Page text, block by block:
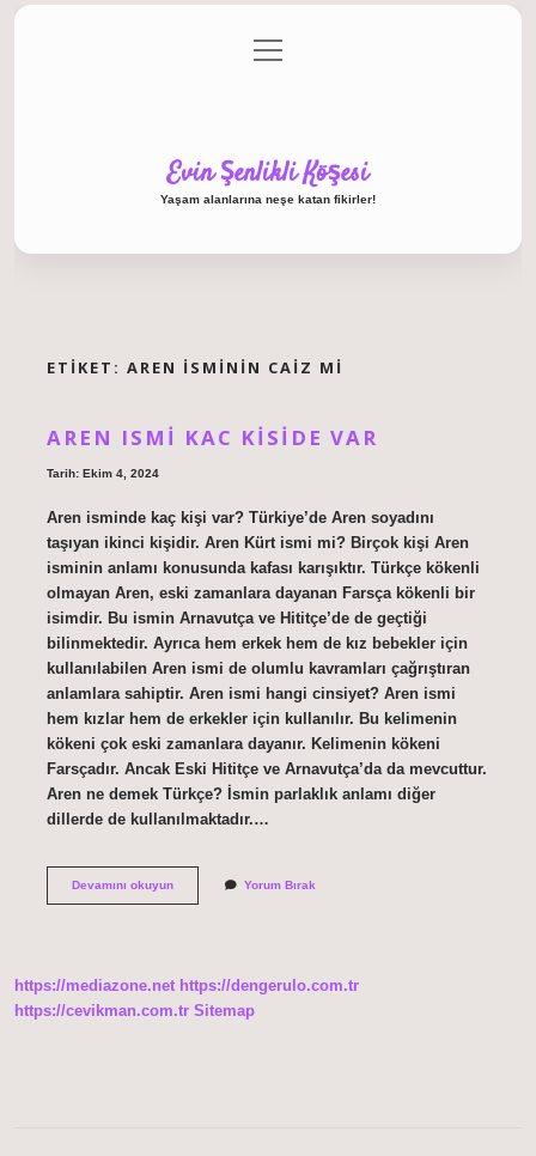
Gizlilik Politikası
menüyü
aç
Evin Şenlikli Köşesi
Yaşam alanlarına neşe katan fikirler!
ETIKET: AREN ISMININ CAIZ MI
AREN ISMI KAC KISIDE VAR
Tarih: Ekim 4, 2024
Aren isminde kaç kişi var? Türkiye’de Aren soyadını
taşıyan ikinci kişidir. Aren Kürt ismi mi? Birçok kişi Aren
isminin anlamı konusunda kafası karışıktır. Türkçe kökenli
olmayan Aren, eski zamanlara dayanan Farsça kökenli bir
isimdir. Bu ismin Arnavutça ve Hititçe’de de geçtiği
bilinmektedir. Ayrıca hem erkek hem de kız bebekler için
kullanılabilen Aren ismi de olumlu kavramları çağrıştıran
anlamlara sahiptir. Aren ismi hangi cinsiyet? Aren ismi
hem kızlar hem de erkekler için kullanılır. Bu kelimenin
kökeni çok eski zamanlara dayanır. Kelimenin kökeni
Farsçadır. Ancak Eski Hititçe ve Arnavutça’da da mevcuttur.
Aren ne demek Türkçe? İsmin parlaklık anlamı diğer
dillerde de kullanılmaktadır.…
Devamını okuyunAren
Yorum Bırak
https://mediazone.net https://dengerulo.com.tr
https://cevikman.com.tr Sitemap